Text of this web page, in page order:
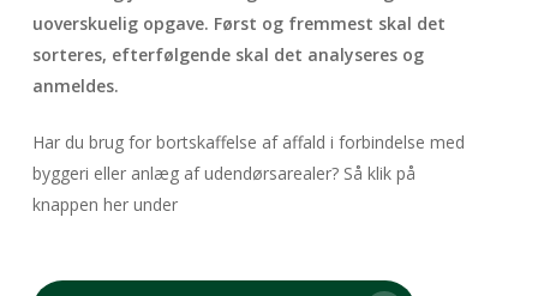
uoverskuelig opgave. Først og fremmest skal det
sorteres, efterfølgende skal det analyseres og
anmeldes.
Har du brug for bortskaffelse af affald i forbindelse med
byggeri eller anlæg af udendørsarealer? Så klik på
knappen her under